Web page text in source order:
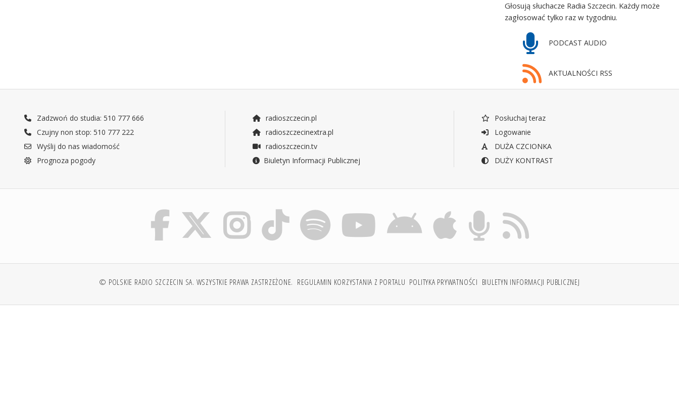
Głosują słuchacze Radia Szczecin. Każdy może
zagłosować tylko raz w tygodniu.
PODCAST AUDIO
AKTUALNOŚCI RSS
Zadzwoń do studia: 510 777 666
Czujny non stop: 510 777 222
Wyślij do nas wiadomość
Prognoza pogody
radioszczecin.pl
radioszczecinextra.pl
radioszczecin.tv
Biuletyn Informacji Publicznej
Posłuchaj teraz
Logowanie
DUŻA CZCIONKA
DUŻY KONTRAST
© POLSKIE RADIO SZCZECIN SA. WSZYSTKIE PRAWA ZASTRZEŻONE. REGULAMIN KORZYSTANIA Z PORTALU POLITYKA PRYWATNOŚCI BIULETYN INFORMACJI PUBLICZNEJ